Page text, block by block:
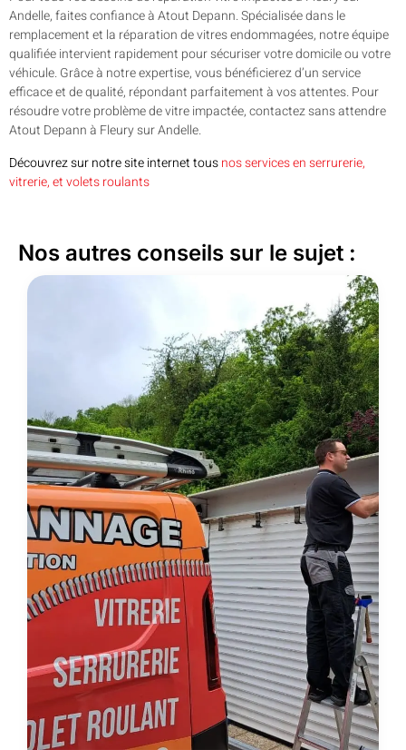
Andelle, faites confiance à Atout Depann. Spécialisée dans le
remplacement et la réparation de vitres endommagées, notre équipe
qualifiée intervient rapidement pour sécuriser votre domicile ou votre
véhicule. Grâce à notre expertise, vous bénéficierez d’un service
efficace et de qualité, répondant parfaitement à vos attentes. Pour
résoudre votre problème de vitre impactée, contactez sans attendre
Atout Depann à Fleury sur Andelle.
Découvrez sur notre site internet tousnos services en serrurerie,
vitrerie, et volets roulants
Nos autres conseils sur le sujet :